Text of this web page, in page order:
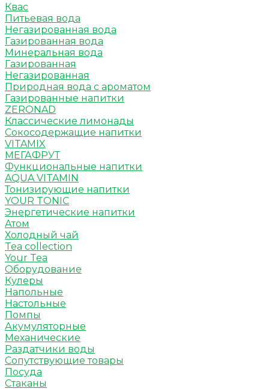
Квас
Питьевая вода
Негазированная вода
Газированная вода
Минеральная вода
Газированная
Негазированная
Природная вода с ароматом
Газированные напитки
ZERONAD
Классические лимонады
Сокосодержащие напитки
VITAMIX
МЕГАФРУТ
Функциональные напитки
AQUA VITAMIN
Тонизирующие напитки
YOUR TONIC
Энергетические напитки
Атом
Холодный чай
Tea collection
Your Tea
Оборудование
Кулеры
Напольные
Настольные
Помпы
Акумуляторные
Механические
Раздатчики воды
Сопутствующие товары
Посуда
Стаканы